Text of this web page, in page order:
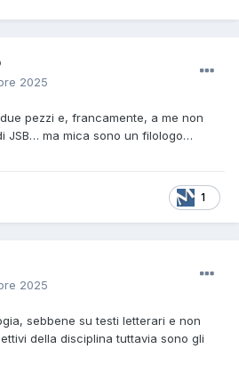
2025
pezzi e, francamente, a me non
JSB… ma mica sono un filologo…
1
2025
sebbene su testi letterari e non
della disciplina tuttavia sono gli